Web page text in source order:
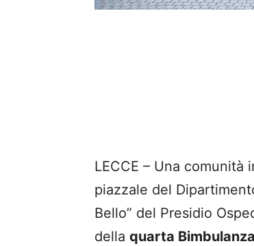
LECCE – Una
piazzale del
Bello” del Presidio
della quarta